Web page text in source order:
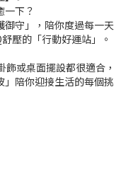
一下？
御守」，陪你度過每一天
壓的「行動好運站」。
或桌面擺設都很適合，
陪你迎接生活的每個挑